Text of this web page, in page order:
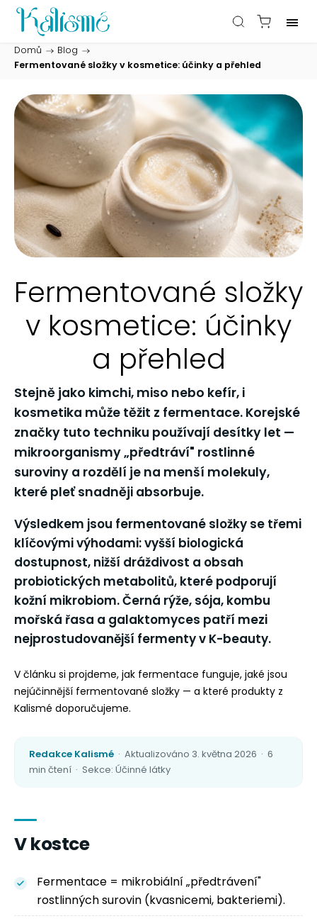
Domů / Blog /
Fermentované složky v kosmetice: účinky a přehled
Fermentované složky
v kosmetice: účinky
a přehled
Stejně jako kimchi, miso nebo kefír, i
kosmetika může těžit z fermentace. Korejské
značky tuto techniku používají desítky let —
mikroorganismy „předtráví" rostlinné
suroviny a rozdělí je na menší molekuly,
které pleť snadněji absorbuje.
Výsledkem jsou fermentované složky se třemi
klíčovými výhodami:vyšší biologická
dostupnost, nižší dráždivost a obsah
probiotických metabolitů, které podporují
kožní mikrobiom. Černá rýže, sója, kombu
mořská řasa a galaktomyces patří mezi
nejprostudovanější fermenty v K-beauty.
V článku si projdeme, jak fermentace funguje, jaké jsou
nejúčinnější fermentované složky — a které produkty z
Kalismé doporučujeme.
Redakce Kalismé · Aktualizováno 3. května 2026 · 6
min čtení · Sekce: Účinné látky
V kostce
Fermentace = mikrobiální „předtrávení"
rostlinných surovin (kvasnicemi, bakteriemi).